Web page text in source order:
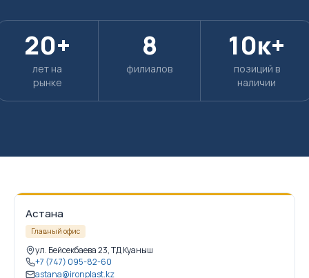
20+
лет на
рынке
8
филиалов
10к+
позиций в
наличии
Астана
Главный офис
ул. Бейсекбаева 23, ТД Куаныш
+7 (747) 095-82-60
astana@ironplast.kz